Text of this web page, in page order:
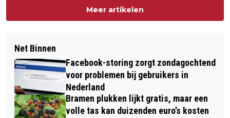
Meer artikelen
Net Binnen
Facebook-storing zorgt zondagochtend
voor problemen bij gebruikers in
Nederland
Bramen plukken lijkt gratis, maar een
volle tas kan duizenden euro’s kosten